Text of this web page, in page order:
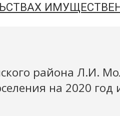
района Л.И.
на 2020